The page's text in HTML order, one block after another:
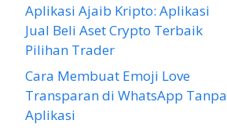
Aplikasi Ajaib Kripto: Aplikasi
Jual Beli Aset Crypto Terbaik
Pilihan Trader
Cara Membuat Emoji Love
Transparan di WhatsApp Tanpa
Aplikasi